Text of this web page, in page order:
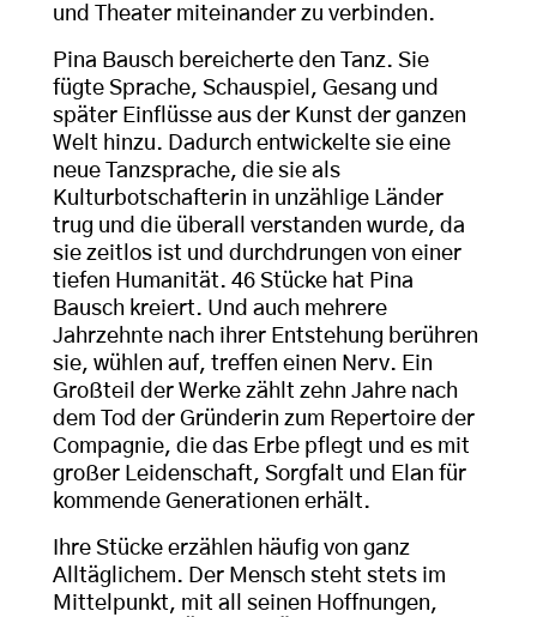
und Theater miteinander zu verbinden.
Pina Bausch bereicherte den Tanz. Sie
fügte Sprache, Schauspiel, Gesang und
später Einflüsse aus der Kunst der ganzen
Welt hinzu. Dadurch entwickelte sie eine
neue Tanzsprache, die sie als
Kulturbotschafterin in unzählige Länder
trug und die überall verstanden wurde, da
sie zeitlos ist und durchdrungen von einer
tiefen Humanität. 46 Stücke hat Pina
Bausch kreiert. Und auch mehrere
Jahrzehnte nach ihrer Entstehung berühren
sie, wühlen auf, treffen einen Nerv. Ein
Großteil der Werke zählt zehn Jahre nach
dem Tod der Gründerin zum Repertoire der
Compagnie, die das Erbe pflegt und es mit
großer Leidenschaft, Sorgfalt und Elan für
kommende Generationen erhält.
Ihre Stücke erzählen häufig von ganz
Alltäglichem. Der Mensch steht stets im
Mittelpunkt, mit all seinen Hoffnungen,